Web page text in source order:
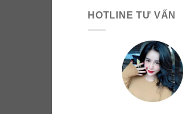
HOTLINE TƯ VẤN